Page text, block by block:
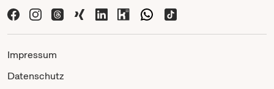
Impressum
Datenschutz